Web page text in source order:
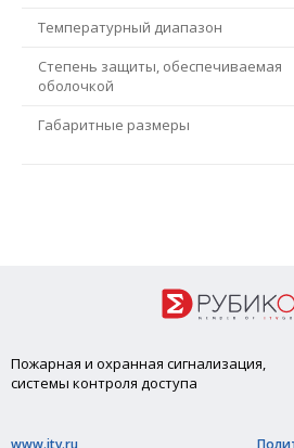
Температурный диапазон
Степень защиты, обеспечиваемая
оболочкой
Габаритные размеры
Пожарная и охранная сигнализация,
системы контроля доступа
www.itv.ru